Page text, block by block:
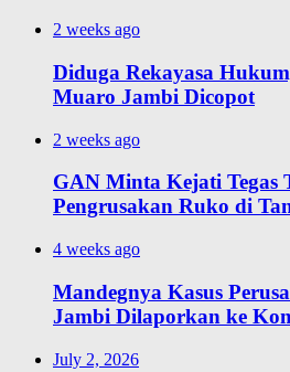
2 weeks ago
Diduga Rekayasa
Muaro Jambi Dicopot
2 weeks ago
GAN Minta Kejati Tegas
Pengrusakan Ruko di
4 weeks ago
Mandegnya Kasus
Jambi Dilaporkan ke
July 2, 2026